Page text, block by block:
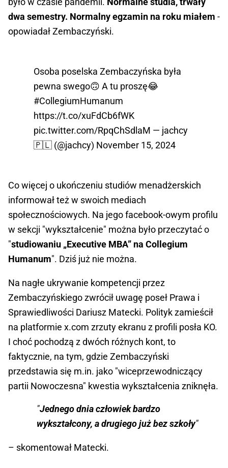
dwa semestry. Normalny egzamin na roku miałem -
opowiadał Zembaczyński.
Osoba poselska Zembaczyńska była
pewna swego🙃 A tu proszę😂
#CollegiumHumanum
https://t.co/xuFdCb6fWK
pic.twitter.com/RpqChSdlaM — jachcy
🇵🇱 (@jachcy) November 15, 2024
Co więcej o ukończeniu studiów menadżerskich
informował też w swoich mediach
społecznościowych. Na jego facebook-owym profilu
w sekcji "wykształcenie" można było przeczytać o
"studiowaniu „Executive MBA” na Collegium
Humanum". Dziś już nie można.
Na nagłe ukrywanie kompetencji przez
Zembaczyńskiego zwrócił uwagę poseł Prawa i
Sprawiedliwości Dariusz Matecki. Polityk zamieścił
na platformie x.com zrzuty ekranu z profili posła KO.
I choć pochodzą z dwóch różnych kont, to
faktycznie, na tym, gdzie Zembaczyński
przedstawia się m.in. jako "wiceprzewodniczący
partii Nowoczesna" kwestia wykształcenia zniknęła.
"Jednego dnia człowiek bardzo
wykształcony, a drugiego już bez szkoły"
– skomentował Matecki.